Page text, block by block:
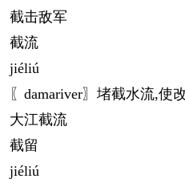
截击敌军
截流
jiéliú
〖damariver〗堵截水流,使
大江截流
截留
jiéliú